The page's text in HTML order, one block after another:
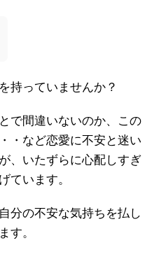
持っていませんか？
で間違いないのか、この
・など恋愛に不安と迷い
、いたずらに心配しすぎ
ています。
分の不安な気持ちを払し
す。